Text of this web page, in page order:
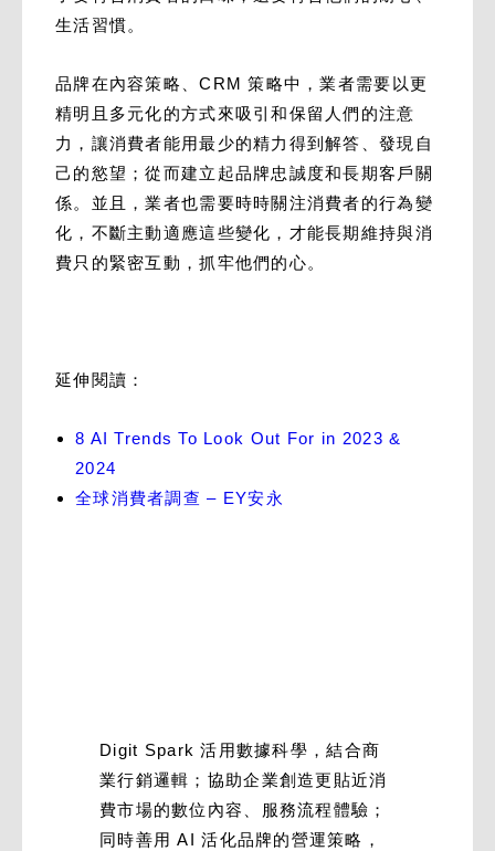
生活習慣。
品牌在內容策略、CRM 策略中，業者需要以更
精明且多元化的方式來吸引和保留人們的注意
力，讓消費者能用最少的精力得到解答、發現自
己的慾望；從而建立起品牌忠誠度和長期客戶關
係。並且，業者也需要時時關注消費者的行為變
化，不斷主動適應這些變化，才能長期維持與消
費只的緊密互動，抓牢他們的心。
延伸閱讀：
8 AI Trends To Look Out For in 2023 &
2024
全球消費者調查 – EY安永
Digit Spark 活用數據科學，結合商
業行銷邏輯；協助企業創造更貼近消
費市場的數位內容、服務流程體驗；
同時善用 AI 活化品牌的營運策略，